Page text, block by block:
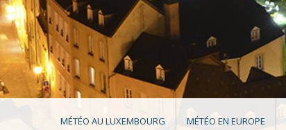
MÉTÉO AU LUXEMBOURG MÉTÉO EN EUROPE